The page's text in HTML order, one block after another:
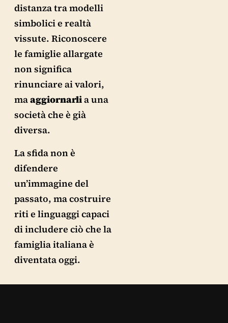
distanza tra modelli
simbolici e realtà
vissute. Riconoscere
le famiglie allargate
non significa
rinunciare ai valori,
maaggiornarlia una
società che è già
diversa.
La sfida non è
difendere
un’immagine del
passato, ma costruire
riti e linguaggi capaci
di includere ciò che la
famiglia italiana è
diventata oggi.